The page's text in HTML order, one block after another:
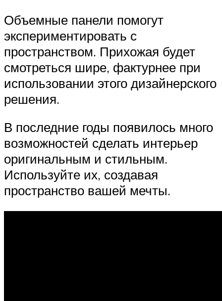
Объемные панели помогут
экспериментировать с
пространством. Прихожая будет
смотреться шире, фактурнее при
использовании этого дизайнерского
решения.
В последние годы появилось много
возможностей сделать интерьер
оригинальным и стильным.
Используйте их, создавая
пространство вашей мечты.